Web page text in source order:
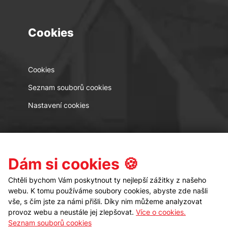
Cookies
Cookies
Seznam souborů cookies
Nastavení cookies
Kontakt Sledujte nás
Dám si cookies 🍪
Chtěli bychom Vám poskytnout ty nejlepší zážitky z našeho
webu. K tomu používáme soubory cookies, abyste zde našli
vše, s čím jste za námi přišli. Díky nim můžeme analyzovat
provoz webu a neustále jej zlepšovat. Více o cookies.
Seznam souborů cookies